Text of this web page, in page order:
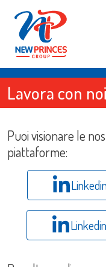
Lavora con noi
Puoi visionare le
piattaforme: